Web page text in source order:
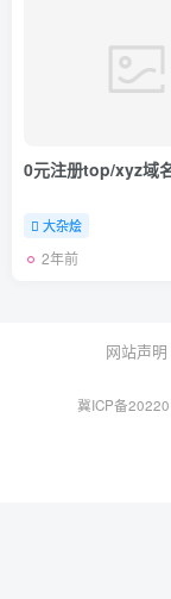
0元注册top/xyz域
大杂烩
2年前
网站声明
冀ICP备